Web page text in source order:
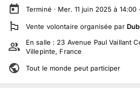
Terminé · Mer. 11 juin 2025 à 14:00
Vente volontaire organisée par
En salle : 23 Avenue Paul Vaillant
Villepinte, France
Tout le monde peut participer